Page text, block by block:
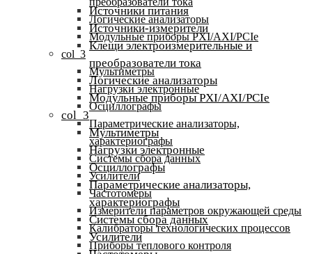
Логические анализаторы
Модульные приборы PXI/AXI/PCIe
col_3
Мультиметры
Нагрузки электронные
Осциллографы
Параметрические анализаторы,
характериографы
Системы сбора данных
Усилители
Частотомеры
Измерители параметров окружающей среды
Калибраторы технологических процессов
Приборы теплового контроля
Источники питания
Источники-измерители
Клещи электроизмерительные и
преобразователи тока
Логические анализаторы
Модульные приборы PXI/AXI/PCIe
col_3
Мультиметры
Нагрузки электронные
Осциллографы
Параметрические анализаторы,
характериографы
Системы сбора данных
Усилители